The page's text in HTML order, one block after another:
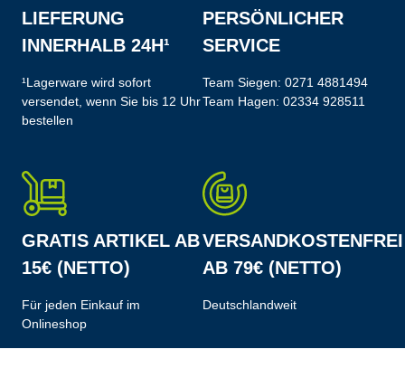
LIEFERUNG
INNERHALB 24H¹
¹Lagerware wird sofort
versendet, wenn Sie bis 12 Uhr
bestellen
PERSÖNLICHER
SERVICE
Team Siegen: 0271 4881494
Team Hagen: 02334 928511
GRATIS ARTIKEL AB
15€ (NETTO)
Für jeden Einkauf im
Onlineshop
VERSANDKOSTENFREI
AB 79€ (NETTO)
Deutschlandweit